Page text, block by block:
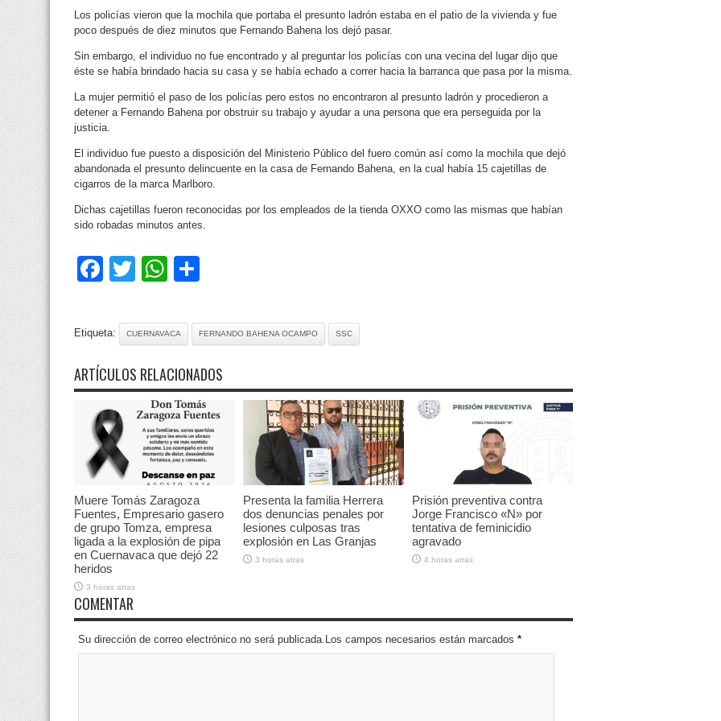
Los policías vieron que la mochila que portaba el presunto ladrón estaba en el patio de la vivienda y fue
poco después de diez minutos que Fernando Bahena los dejó pasar.
Sin embargo, el individuo no fue encontrado y al preguntar los policías con una vecina del lugar dijo que
éste se había brindado hacia su casa y se había echado a correr hacia la barranca que pasa por la misma.
La mujer permitió el paso de los policías pero estos no encontraron al presunto ladrón y procedieron a
detener a Fernando Bahena por obstruir su trabajo y ayudar a una persona que era perseguida por la
justicia.
El individuo fue puesto a disposición del Ministerio Público del fuero común así como la mochila que dejó
abandonada el presunto delincuente en la casa de Fernando Bahena, en la cual había 15 cajetillas de
cigarros de la marca Marlboro.
Dichas cajetillas fueron reconocidas por los empleados de la tienda OXXO como las mismas que habían
sido robadas minutos antes.
Facebook
TwitterWhatsApp
Etiqueta: CUERNAVACA FERNANDO BAHENA OCAMPO SSC
ARTÍCULOS RELACIONADOS
Muere Tomás Zaragoza
Fuentes, Empresario gasero
de grupo Tomza, empresa
ligada a la explosión de pipa
en Cuernavaca que dejó 22
heridos
3 horas atras
Presenta la familia Herrera
dos denuncias penales por
lesiones culposas tras
explosión en Las Granjas
3 horas atras
Prisión preventiva contra
Jorge Francisco «N» por
tentativa de feminicidio
agravado
4 horas atras
COMENTAR
Su dirección de correo electrónico no será publicada.Los campos necesarios están marcados *